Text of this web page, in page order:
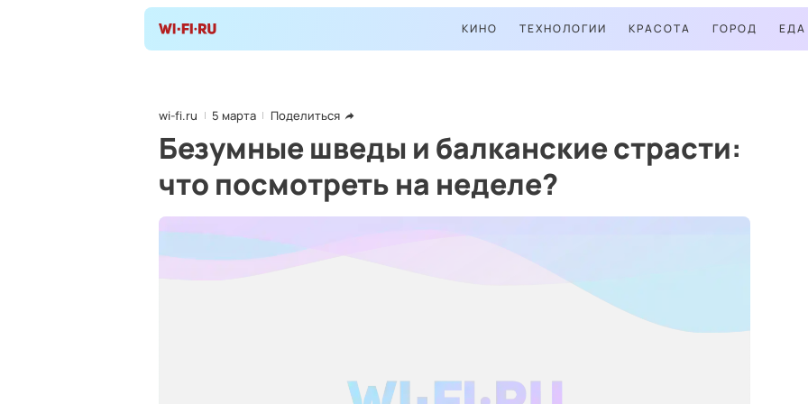
КИНО ТЕХНОЛОГИИ КРАСОТА ГОРОД ЕДА
wi-fi.ru 5 марта Поделиться
Безумные шведы и балканские страсти:
что посмотреть на неделе?